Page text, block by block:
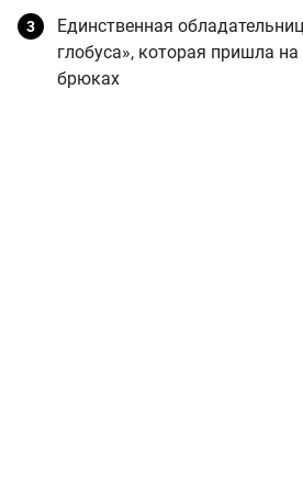
Единственная
глобуса», которая пришла
брюках